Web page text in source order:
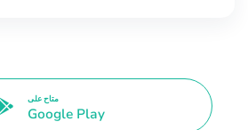
متاح على
Google Play